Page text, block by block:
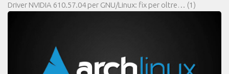
Driver NVIDIA 610.57.04 per GNU/Linux: fix per oltre… (1)